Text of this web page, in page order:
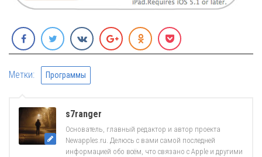
Метки: Программы
s7ranger
Основатель, главный редактор и автор проекта
Newapples.ru. Делюсь с вами самой последней
информацией обо всём, что связано с Apple и другими